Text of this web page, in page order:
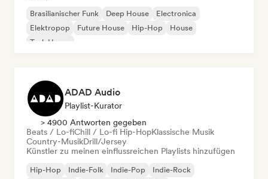
Brasilianischer Funk Deep House
Electronica
Elektropop
Future House Hip-Hop
House
Tech House
ADAD Audio
Playlist-Kurator
> 4900 Antworten gegeben
Beats / Lo-fiChill / Lo-fi Hip-HopKlassische Musik
Country-MusikDrill/Jersey
Künstler zu meinen einflussreichen Playlists hinzufügen
Hip-Hop Indie-Folk Indie-Pop
Indie-Rock